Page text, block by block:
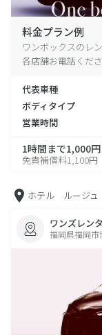
料金プラン例
ワンボックスのレ
各店舗お電話くださ
代表車種
ボディタイプ
営業時間
1時間まで1,000円
免責補償料1,100円
ホテル ルージュ
ワンズレン
福岡県福岡市